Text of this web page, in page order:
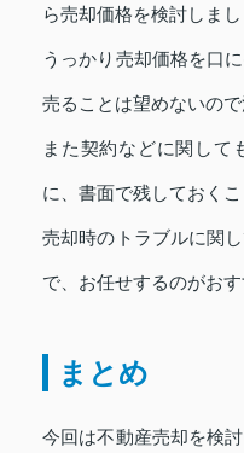
ら売却価格を検討しまし
うっかり売却価格を口
売ることは望めないので
また契約などに関して
に、書面で残しておくこ
売却時のトラブルに関
で、お任せするのがおす
まとめ
今回は不動産売却を検